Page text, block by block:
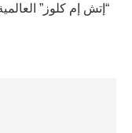
“إتش إم كلوز”